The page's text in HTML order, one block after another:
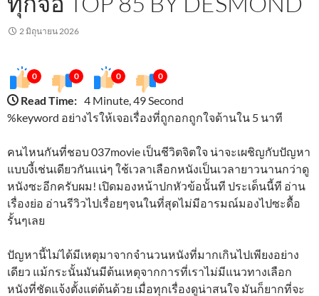
2 มิถุนายน 2026
0 0 0 0
Read Time: 4 Minute, 49 Second
%keyword อย่างไรให้เจอเรื่องที่ถูกอกถูกใจด้านใน 5 นาที
คนไหนกันที่ชอบ 037movie เป็นชีวิตจิตใจ น่าจะเผชิญกับปัญหา
แบบงี้เช่นเดียวกันแน่ๆ ใช้เวลาเลือกหนังเป็นเวลายาวนานกว่าดู
หนังซะอีกครับผม! เปิดมองหน้าปกหัวข้อนั้นที ประเด็นนี้ที อ่าน
เรื่องย่อ อ่านรีวิวไปเรื่อยๆจนในที่สุดไม่มีอารมณ์มองไปซะดื้อ
รั้นๆเลย
ปัญหานี้ไม่ได้มีเหตุมาจากจำนวนหนังที่มากเกินไปเพียงอย่าง
เดียว แม้กระนั้นมันมีต้นเหตุจากการที่เราไม่มีแนวทางเลือก
หนังที่ชัดแจ้งตั้งแต่ต้นด้วย เมื่อทุกเรื่องดูน่าสนใจ มันก็ยากที่จะ